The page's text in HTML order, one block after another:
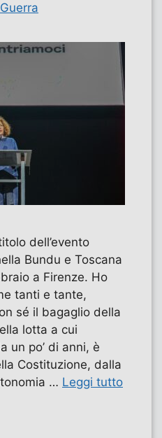
dell’evento
Bundu e Toscana
a Firenze. Ho
tanti e tante,
sé il bagaglio della
lotta a cui
un po’ di anni, è
Costituzione, dalla
… Leggi tutto